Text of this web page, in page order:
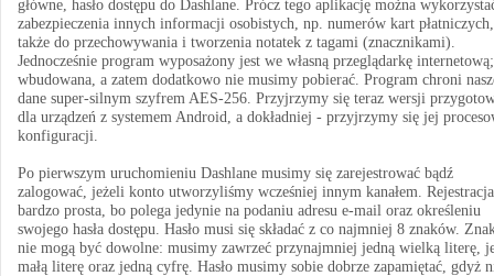
główne, hasło dostępu do Dashlane. Prócz tego aplikację można
zabezpieczenia innych informacji osobistych, np. numerów kart
także do przechowywania i tworzenia notatek z tagami (znacznikami).
Jednocześnie program wyposażony jest we własną przeglądarkę
wbudowana, a zatem dodatkowo nie musimy pobierać. Program chroni
dane super-silnym szyfrem AES-256. Przyjrzymy się teraz wersji
dla urządzeń z systemem Android, a dokładniej - przyjrzymy się jej
konfiguracji.
Po pierwszym uruchomieniu Dashlane musimy się zarejestrować bądź
zalogować, jeżeli konto utworzyliśmy wcześniej innym kanałem.
bardzo prosta, bo polega jedynie na podaniu adresu e-mail oraz określeniu
swojego hasła dostępu. Hasło musi się składać z co najmniej 8 znaków.
nie mogą być dowolne: musimy zawrzeć przynajmniej jedną wielką literę,
małą literę oraz jedną cyfrę. Hasło musimy sobie dobrze zapamiętać, gdyż